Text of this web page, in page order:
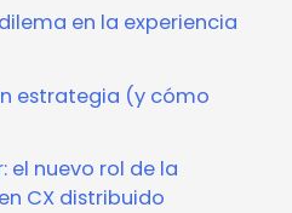
en la experiencia
estrategia (y cómo
el nuevo rol de la
CX distribuido